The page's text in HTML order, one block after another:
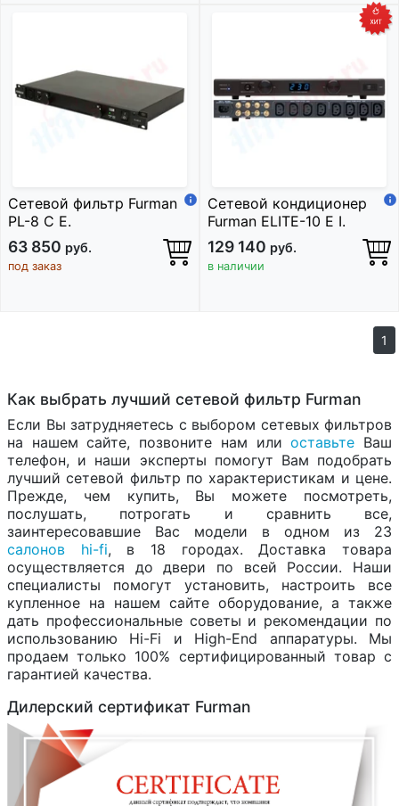
Сетевой фильтр Furman
PL-8 C E.
63 850 руб.
под заказ
Сетевой кондиционер
Furman ELITE-10 E I.
129 140 руб.
в наличии
1
Как выбрать лучший сетевой фильтр Furman
Если Вы затрудняетесь с выбором сетевых фильтров
на нашем сайте, позвоните нам илиоставьте Ваш
телефон, и наши эксперты помогут Вам подобрать
лучший сетевой фильтр по характеристикам и цене.
Прежде, чем купить, Вы можете посмотреть,
послушать, потрогать и сравнить все,
заинтересовавшие Вас модели в одном из 23
салонов hi-fi, в 18 городах. Доставка товара
осуществляется до двери по всей России. Наши
специалисты помогут установить, настроить все
купленное на нашем сайте оборудование, а также
дать профессиональные советы и рекомендации по
использованию Hi-Fi и High-End аппаратуры. Мы
продаем только 100% сертифицированный товар с
гарантией качества.
Дилерский сертификат Furman